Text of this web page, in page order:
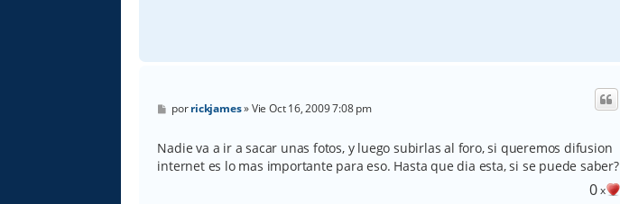
M
e
s
a
j
porrickjames»Vie Oct 16, 2009 7:08 pm
Nadie va a ir a sacar unas fotos, y luego subirlas al foro, si queremos difusion
internet es lo mas importante para eso. Hasta que dia esta, si se puede saber?
0x